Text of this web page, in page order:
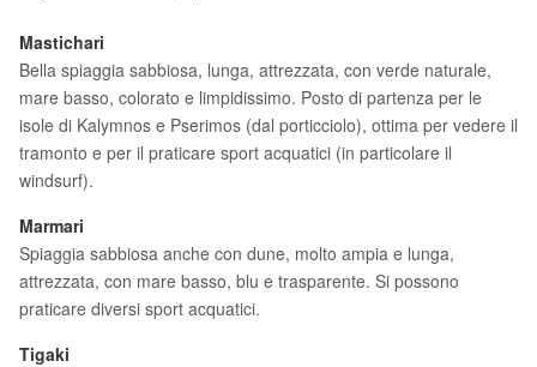
Mastichari
Bella spiaggia sabbiosa, lunga, attrezzata, con verde naturale,
mare basso, colorato e limpidissimo. Posto di partenza per le
isole di Kalymnos e Pserimos (dal porticciolo), ottima per vedere il
tramonto e per il praticare sport acquatici (in particolare il
windsurf).
Marmari
Spiaggia sabbiosa anche con dune, molto ampia e lunga,
attrezzata, con mare basso, blu e trasparente. Si possono
praticare diversi sport acquatici.
Tigaki